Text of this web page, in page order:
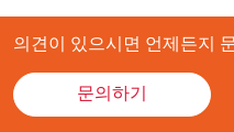
의견이 있으시면 언제든지
문의하기